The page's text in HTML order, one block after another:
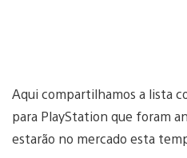
Aqui compartilhamos a lista
para PlayStation que foram
estarão no mercado esta